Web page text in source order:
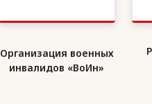
Организация военных
инвалидов «ВоИн»